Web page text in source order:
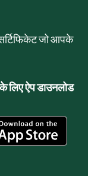
जो आपके
के लिए ऐप डाउनलोड